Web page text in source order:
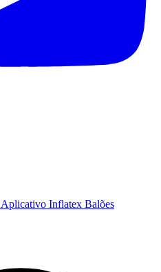
Inflatex Balões